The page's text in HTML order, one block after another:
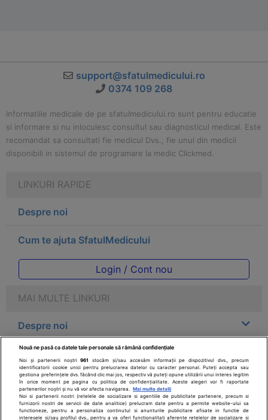
support@sfatulmedicului.ro
0374 109 268
Informatiile medicale de pe sfatulmedicului.ro sunt pentru educatie
si informare si nu inlocuiesc consultul sau diagnosticul medical. Este
recomandat sa consultati fie medicul Dvs., fie unul din medicii
disponibili in sistemul de programare la medic Clickmed.
LINKURI RAPIDE
Despre noi
Cum te ajuta SfatulMedicului
Login / Cont nou
MAI MULTE LINKURI
Despre noi
Legal
Drepturile consumatorului
Parteneri
Nouă ne pasă ca datele tale personale să rămână confidențiale
Noi și partenerii noștri961
stocăm și/sau accesăm informații pe dispozitivul dvs., precum
identificatorii cookie unici pentru prelucrarea datelor cu caracter personal. Puteți accepta sau
gestiona preferințele dvs. făcând clic mai jos, respectiv vă puteți opune utilizării unui interes legitim
în orice moment pe pagina cu politica de confidențialitate. Aceste alegeri vor fi raportate
partenerilor noștri și nu vă vor afecta navigarea.
Mai multe detalii
Noi si partenerii nostri (retelele de socializare si agentiile de publicitate partenere, precum si
furnizorii nostri de servicii de date analitice) prelucram date pentru a permite website-ului sa
functioneze, pentru a personaliza continutul si anunturile publicitare afisate in functie de
interesele si/sau profilul dvs., pentru a va oferi functionalitati aferente retelelor de socializare si